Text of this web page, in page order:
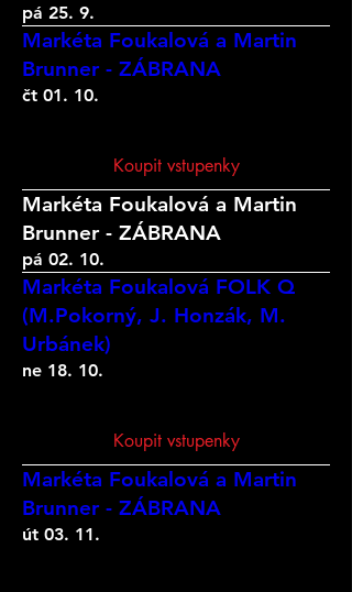
pá 25. 9.
Markéta Foukalová a Martin
Brunner - ZÁBRANA
čt 01. 10.
Koupit vstupenky
Markéta Foukalová a Martin
Brunner - ZÁBRANA
pá 02. 10.
Markéta Foukalová FOLK Q
(M.Pokorný, J. Honzák, M.
Urbánek)
ne 18. 10.
Koupit vstupenky
Markéta Foukalová a Martin
Brunner - ZÁBRANA
út 03. 11.